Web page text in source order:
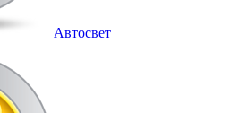
Автосвет